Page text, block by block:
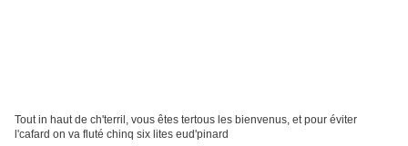
Tout in haut de ch'terril, vous êtes tertous les bienvenus, et pour éviter
l'cafard on va fluté chinq six lites eud'pinard